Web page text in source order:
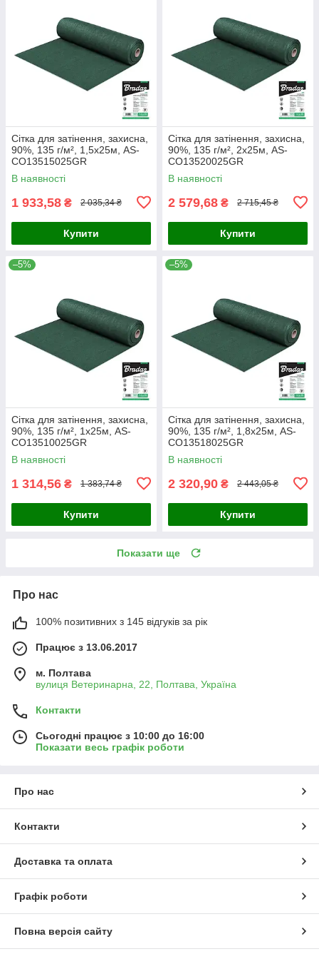
Сітка для затінення, захисна,
90%, 135 г/м², 1,5х25м, AS-
CO13515025GR
В наявності
1 933,58 ₴ 2 035,34 ₴
Купити
Сітка для затінення, захисна,
90%, 135 г/м², 2х25м, AS-
CO13520025GR
В наявності
2 579,68 ₴ 2 715,45 ₴
Купити
–5%
Сітка для затінення, захисна,
90%, 135 г/м², 1х25м, AS-
CO13510025GR
В наявності
1 314,56 ₴ 1 383,74 ₴
Купити
–5%
Сітка для затінення, захисна,
90%, 135 г/м², 1,8х25м, AS-
CO13518025GR
В наявності
2 320,90 ₴ 2 443,05 ₴
Купити
Показати ще
Про нас
100% позитивних з 145 відгуків за рік
Працює з 13.06.2017
м. Полтава
вулиця Ветеринарна, 22, Полтава, Україна
Контакти
Сьогодні працює з 10:00 до 16:00
Показати весь графік роботи
Про нас
Контакти
Доставка та оплата
Графік роботи
Повна версія сайту